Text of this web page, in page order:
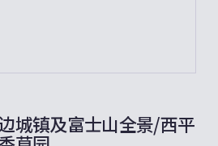
城镇及富士山全景/西平